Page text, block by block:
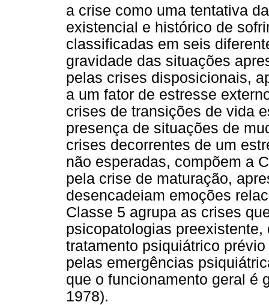
a crise como uma tentativa
existencial e histórico de
classificadas em seis
gravidade das situações
pelas crises disposicionais,
a um fator de estresse
crises de transições de vida
presença de situações de
crises decorrentes de um
não esperadas, compõem a
pela crise de maturação,
desencadeiam emoções
Classe 5 agrupa as crises
psicopatologias
tratamento psiquiátrico
pelas emergências
que o funcionamento geral é
1978).